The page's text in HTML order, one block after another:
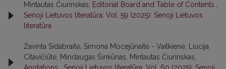
Mintautas Čiurinskas, Editorial Board and Table of Contents ,
Senoji Lietuvos literatūra: Vol. 59 (2025): Senoji Lietuvos
literatūra
Žavinta Sidabraitė, Simona Mocejūnaitė - Vaitkienė, Liucija
Citavičiūtė, Mindaugas Šinkūnas, Mintautas Čiurinskas,